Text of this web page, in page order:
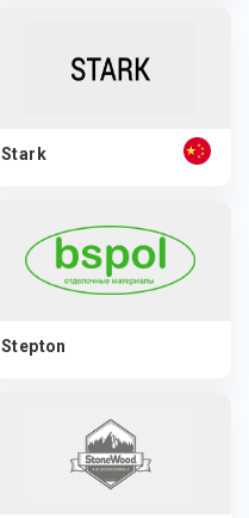
Stark
Stepton